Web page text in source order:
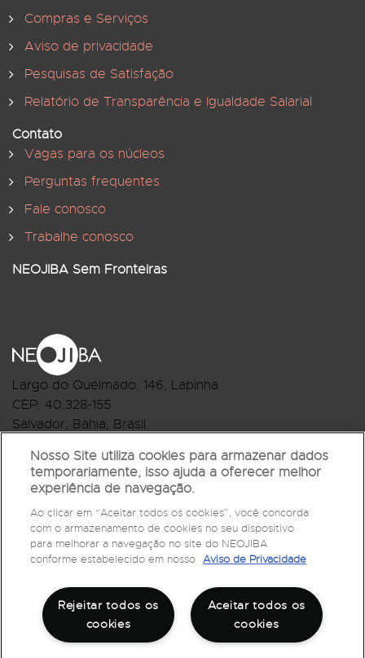
Compras e Serviços
Aviso de privacidade
Pesquisas de Satisfação
Relatório de Transparência e Igualdade Salarial
Contato
Vagas para os núcleos
Perguntas frequentes
Fale conosco
Trabalhe conosco
NEOJIBA Sem Fronteiras
Largo do Queimado, 146, Lapinha
CEP: 40.328-155
Salvador, Bahia, Brasil
R.Monte Castelo Nº 62, Bairro Barbalho
CEP: 40.301-210
Salvador, Bahia, Brasil
Telefone:(71) 3032-1073
Nosso Site utiliza cookies para armazenar dados
temporariamente, isso ajuda a oferecer melhor
experiência de navegação.
Ao clicar em “Aceitar todos os cookies”, você concorda
com o armazenamento de cookies no seu dispositivo
para melhorar a navegação no site do NEOJIBA
conforme estabelecido em nosso Aviso de Privacidade
Aceitar todos os
cookies
Rejeitar todos os
cookies